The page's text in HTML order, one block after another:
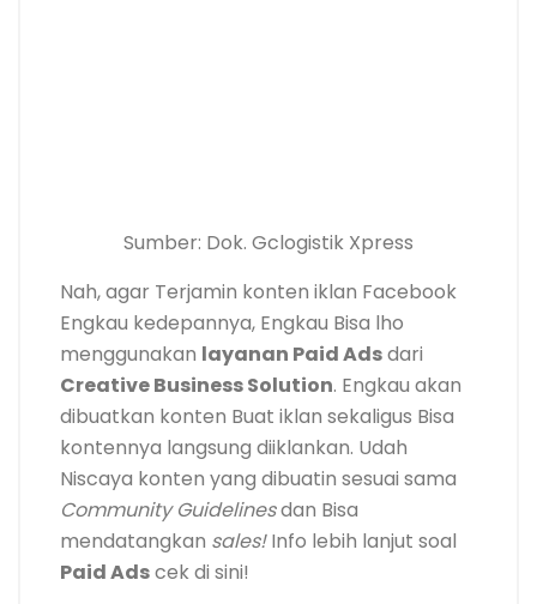
Sumber: Dok. Gclogistik Xpress
Nah, agar Terjamin konten iklan Facebook
Engkau kedepannya, Engkau Bisa lho
menggunakan layanan Paid Adsdari
Creative Business Solution. Engkau akan
dibuatkan konten Buat iklan sekaligus Bisa
kontennya langsung diiklankan. Udah
Niscaya konten yang dibuatin sesuai sama
Community Guidelinesdan Bisa
mendatangkan sales!Info lebih lanjut soal
Paid Adscek di sini!